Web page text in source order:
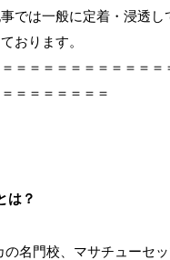
では一般に定着・浸透し
おります。
＝＝＝＝＝＝＝＝＝＝＝
＝＝＝＝＝＝＝
は？
の名門校、マサチューセ